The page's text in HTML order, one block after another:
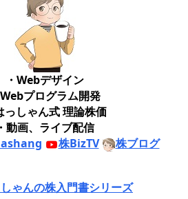
・Webデザイン
Webプログラム開発
っしゃん式 理論株価
・動画、ライブ配信
株BizTV 株ブログ
ゃんの株入門書シリーズ